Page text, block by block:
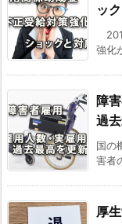
ッ
強化
障
過
国の
害者
厚